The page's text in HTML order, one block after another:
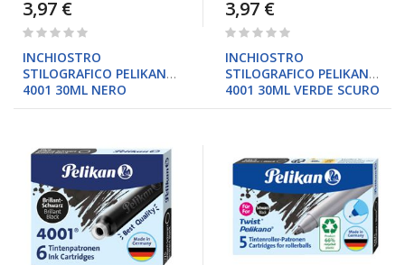
3,97 €
Rating:
INCHIOSTRO
STILOGRAFICO PELIKAN
4001 30ML NERO
3,97 €
Rating:
INCHIOSTRO
STILOGRAFICO PELIKAN
4001 30ML VERDE SCURO